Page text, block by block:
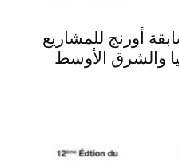
أورنج للمشاريع
والشرق الأوسط